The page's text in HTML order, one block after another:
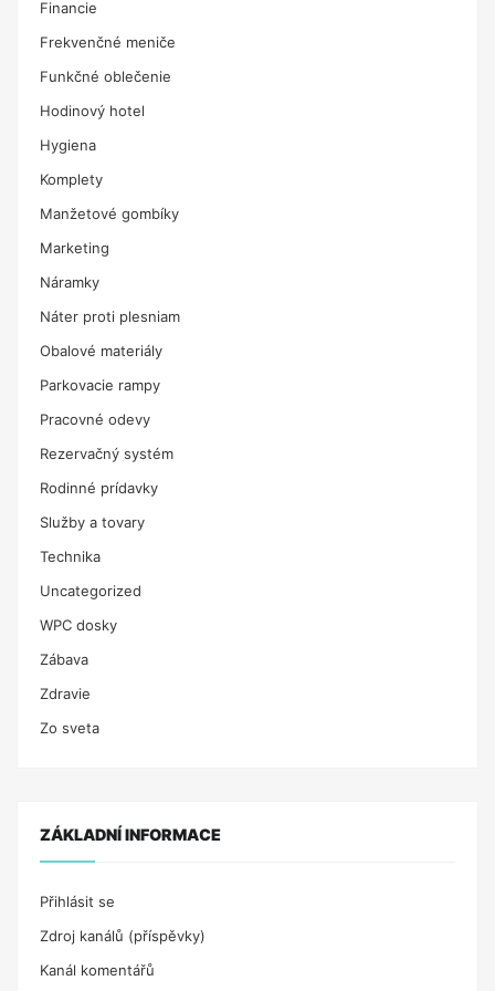
Financie
Frekvenčné meniče
Funkčné oblečenie
Hodinový hotel
Hygiena
Komplety
Manžetové gombíky
Marketing
Náramky
Náter proti plesniam
Obalové materiály
Parkovacie rampy
Pracovné odevy
Rezervačný systém
Rodinné prídavky
Služby a tovary
Technika
Uncategorized
WPC dosky
Zábava
Zdravie
Zo sveta
ZÁKLADNÍ INFORMACE
Přihlásit se
Zdroj kanálů (příspěvky)
Kanál komentářů